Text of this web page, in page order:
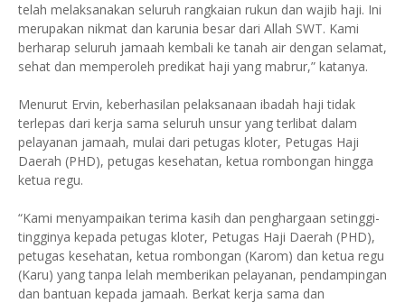
telah melaksanakan seluruh rangkaian rukun dan wajib haji. Ini
merupakan nikmat dan karunia besar dari Allah SWT. Kami
berharap seluruh jamaah kembali ke tanah air dengan selamat,
sehat dan memperoleh predikat haji yang mabrur,” katanya.
Menurut Ervin, keberhasilan pelaksanaan ibadah haji tidak
terlepas dari kerja sama seluruh unsur yang terlibat dalam
pelayanan jamaah, mulai dari petugas kloter, Petugas Haji
Daerah (PHD), petugas kesehatan, ketua rombongan hingga
ketua regu.
“Kami menyampaikan terima kasih dan penghargaan setinggi-
tingginya kepada petugas kloter, Petugas Haji Daerah (PHD),
petugas kesehatan, ketua rombongan (Karom) dan ketua regu
(Karu) yang tanpa lelah memberikan pelayanan, pendampingan
dan bantuan kepada jamaah. Berkat kerja sama dan